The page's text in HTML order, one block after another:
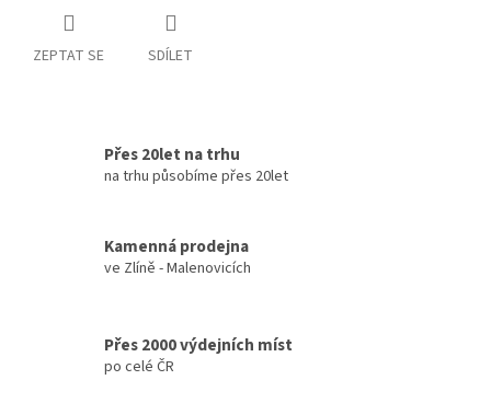
ZEPTAT SE SDÍLET
Přes 20let na trhu
na trhu působíme přes 20let
Kamenná prodejna
ve Zlíně - Malenovicích
Přes 2000 výdejních míst
po celé ČR